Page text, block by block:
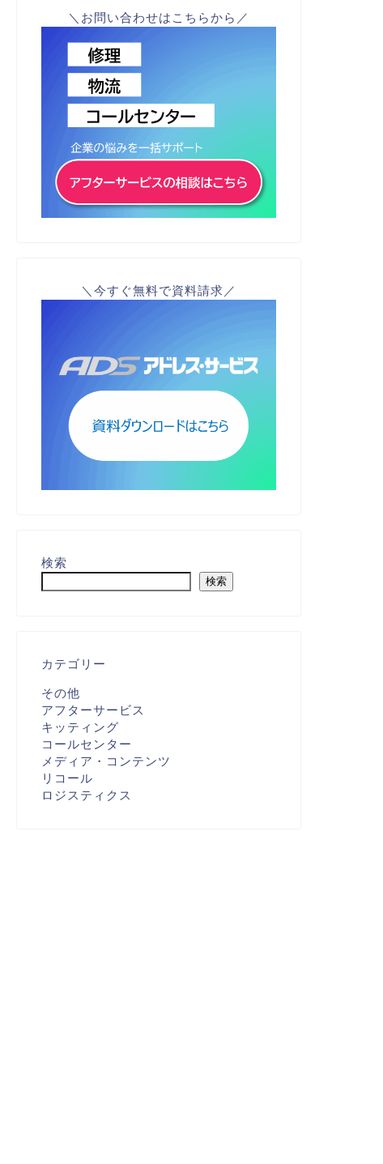
＼お問い合わせはこちらから／
＼今すぐ無料で資料請求／
検索
検索
カテゴリー
その他
アフターサービス
キッティング
コールセンター
メディア・コンテンツ
リコール
ロジスティクス